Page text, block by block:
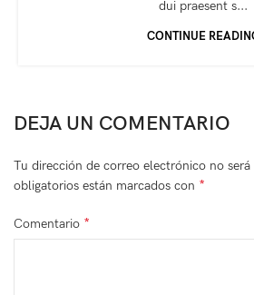
dui praesent s...
CONTINUE
DEJA UN COMENTARIO
Tu dirección de correo electrónico no será
obligatorios están marcados con *
Comentario *